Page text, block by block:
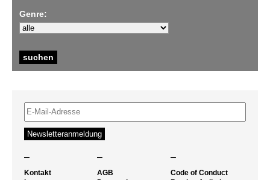
Genre:
– – –
Kontakt
AGB
Code of Conduct